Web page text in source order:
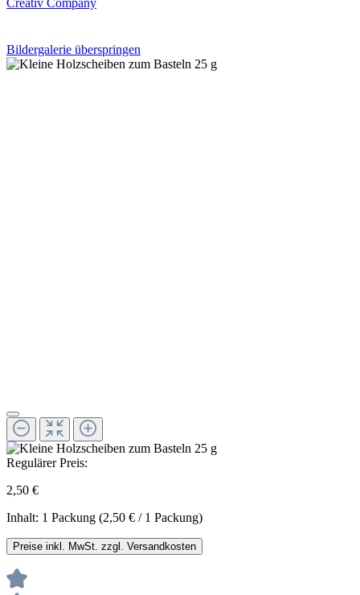
Creativ Company
Bildergalerie überspringen
Regulärer Preis:
2,50 €
Inhalt: 1 Packung (2,50 € / 1 Packung)
Preise inkl. MwSt. zzgl. Versandkosten